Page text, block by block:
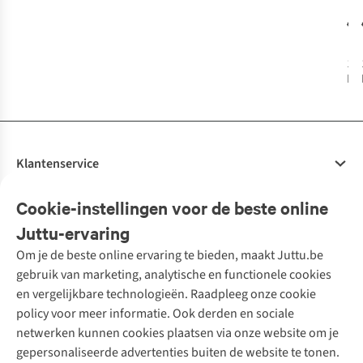
1
Cookie-instellingen voor de beste online
Juttu-ervaring
Om je de beste online ervaring te bieden, maakt Juttu.be
gebruik van marketing, analytische en functionele cookies
en vergelijkbare technologieën. Raadpleeg onze cookie
policy voor meer informatie. Ook derden en sociale
netwerken kunnen cookies plaatsen via onze website om je
gepersonaliseerde advertenties buiten de website te tonen.
Klantenservice
Bestellen
Betalen
10% studentenkorting
Klarna - achteraf betalen
Levering
Retourneren
Bestelling herroepen
Garantie
Onze diensten
Tweedehands - ReJUsed
Kledingatelier
Personal shopping
Textielbox
Events / workshops
Juttu
Over ons
Juttu Friends
Inspiratie
Werken bij Juttu
Merken
Nathalie Vleeschouwer
Selected dames